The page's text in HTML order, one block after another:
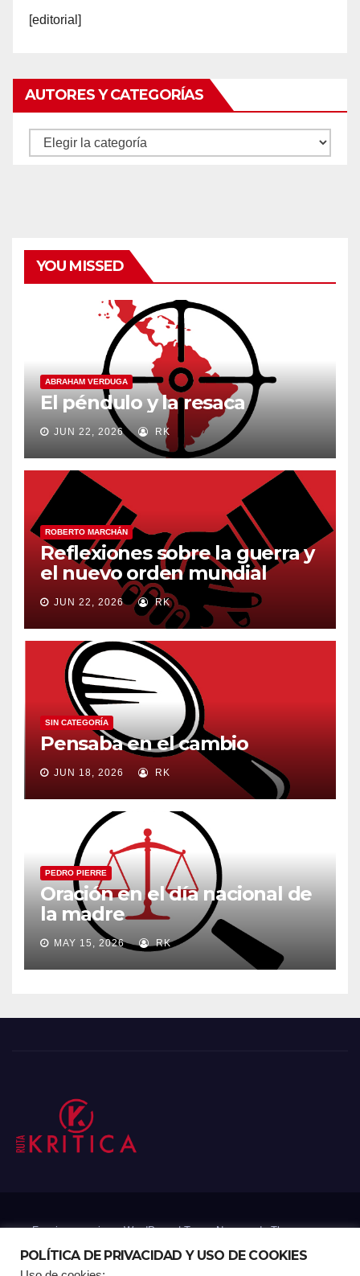
[editorial]
AUTORES Y CATEGORÍAS
Autores
YOU MISSED
ABRAHAM VERDUGA
El péndulo y la resaca
JUN 22, 2026 RK
ROBERTO MARCHÁN
Reflexiones sobre la guerra y
el nuevo orden mundial
JUN 22, 2026 RK
SIN CATEGORÍA
Pensaba en el cambio
JUN 18, 2026 RK
PEDRO PIERRE
Oración en el día nacional de
la madre
MAY 15, 2026 RK
Funciona gracias a WordPress|Tema: Newsup deThemeansar
POLÍTICA DE PRIVACIDAD Y USO DE COOKIES